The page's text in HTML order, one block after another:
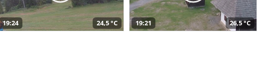
19:24 24,5 °C 19:21 26,5 °C